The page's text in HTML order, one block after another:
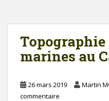
marines au
26 mars 2019 Martin
commentaire